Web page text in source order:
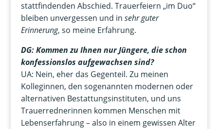
stattfindenden Abschied. Trauerfeiern „im Duo“
bleiben unvergessen und in sehr guter
Erinnerung, so meine Erfahrung.
DG: Kommen zu Ihnen nur Jüngere, die schon
konfessionslos aufgewachsen sind?
UA: Nein, eher das Gegenteil. Zu meinen
Kolleginnen, den sogenannten modernen oder
alternativen Bestattungsinstituten, und uns
Trauerrednerinnen kommen Menschen mit
Lebenserfahrung – also in einem gewissen Alter